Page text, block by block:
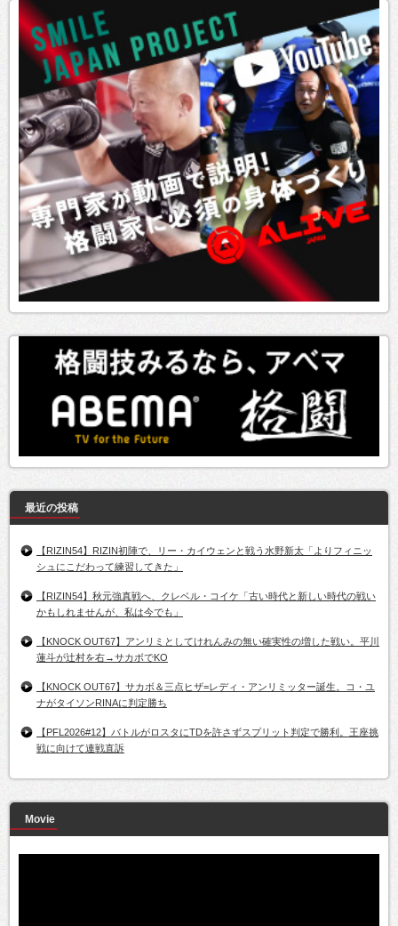
最近の投稿
【RIZIN54】RIZIN初陣で、リー・カイウェンと戦う水野新太「よりフィニッ
シュにこだわって練習してきた」
【RIZIN54】秋元強真戦へ、クレベル・コイケ「古い時代と新しい時代の戦い
かもしれませんが、私は今でも」
【KNOCK OUT67】アンリミとしてけれんみの無い確実性の増した戦い。平川
蓮斗が辻村を右→サカボでKO
【KNOCK OUT67】サカボ＆三点ヒザ=レディ・アンリミッター誕生。コ・ユ
ナがタイソンRINAに判定勝ち
【PFL2026#12】バトルがロスタにTDを許さずスプリット判定で勝利。王座挑
戦に向けて連戦直訴
Movie